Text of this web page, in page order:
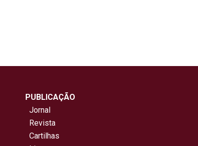
PUBLICAÇÃO
Jornal
Revista
Cartilhas